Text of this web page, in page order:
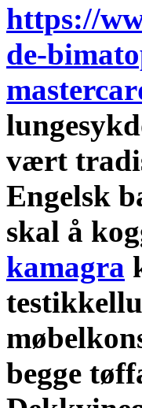
https://
de-
vært
Engelsk
skal å
kamagra
begge